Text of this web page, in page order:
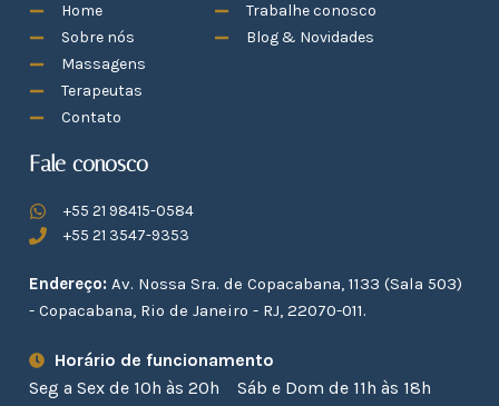
Home
Sobre nós
Massagens
Terapeutas
Contato
Trabalhe conosco
Blog & Novidades
Fale conosco
+55 21 98415-0584
+55 21 3547-9353
Endereço: Av. Nossa Sra. de Copacabana, 1133 (Sala 503)
- Copacabana, Rio de Janeiro - RJ, 22070-011.
Horário de funcionamento
Seg a Sex de 10h às 20h
Sáb e Dom de 11h às 18h